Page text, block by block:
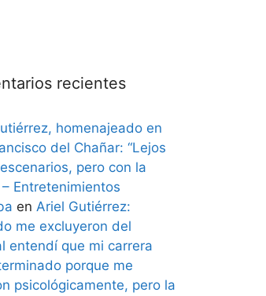
recientes
homenajeado en
del Chañar: “Lejos
pero con la
– Entretenimientos
en Ariel Gutiérrez:
me excluyeron del
entendí que mi carrera
porque me
psicológicamente, pero la